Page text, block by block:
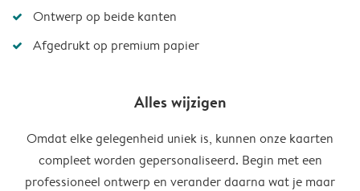
Ontwerp op beide kanten
Afgedrukt op premium papier
Alles wijzigen
Omdat elke gelegenheid uniek is, kunnen onze kaarten
compleet worden gepersonaliseerd. Begin met een
professioneel ontwerp en verander daarna wat je maar